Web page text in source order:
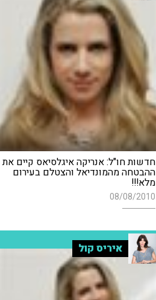
חדשות חו"ל: אנריקה איגלסיאס קיים את
ההבטחה מהמונדיאל והצטלם בעירום
מלא!!!
08/08/2010
איריס קול